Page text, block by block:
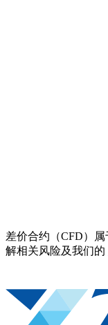
差价合约（CFD）
解相关风险及我们的